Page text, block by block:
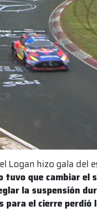
Logan hizo gala del
tuvo que cambiar el
la suspensión
para el cierre